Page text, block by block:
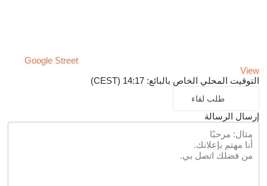
Google Street
View
التوقيت المحلي الخاص بالبائع: 14:17 (CEST)
طلب لقاء
إرسال الرسالة